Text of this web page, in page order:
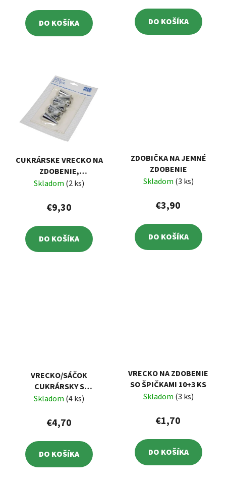
DO KOŠÍKA DO KOŠÍKA
CUKRÁRSKE VRECKO NA
ZDOBENIE,
POGUMOVANÉ, 7
Skladom (2 ks)
€9,30
DO KOŠÍKA
ZDOBIČKA NA JEMNÉ
ZDOBENIE
Skladom (3 ks)
€3,90
DO KOŠÍKA
VRECKO/SÁČOK
CUKRÁRSKY S
PROTIŠMYKOVÝM
Skladom (4 ks)
€4,70
DO KOŠÍKA
VRECKO NA ZDOBENIE
SO ŠPIČKAMI 10+3 KS
Skladom (3 ks)
€1,70
DO KOŠÍKA